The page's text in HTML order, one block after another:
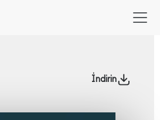
İndirin